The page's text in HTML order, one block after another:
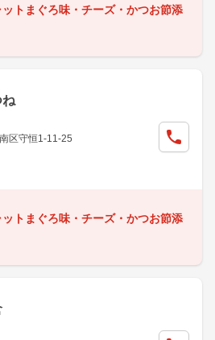
トまぐろ味・チーズ・かつお節添
ね
区守恒1-11-25
トまぐろ味・チーズ・かつお節添